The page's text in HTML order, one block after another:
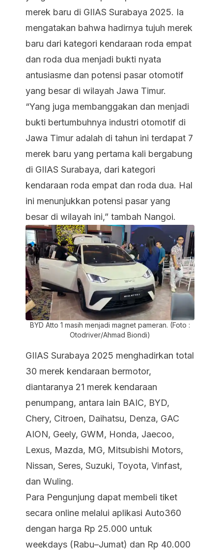
merek baru di GIIAS Surabaya 2025. Ia
mengatakan bahwa hadirnya tujuh merek
baru dari kategori kendaraan roda empat
dan roda dua menjadi bukti nyata
antusiasme dan potensi pasar otomotif
yang besar di wilayah Jawa Timur.
“Yang juga membanggakan dan menjadi
bukti bertumbuhnya industri otomotif di
Jawa Timur adalah di tahun ini terdapat 7
merek baru yang pertama kali bergabung
di GIIAS Surabaya, dari kategori
kendaraan roda empat dan roda dua. Hal
ini menunjukkan potensi pasar yang
besar di wilayah ini,” tambah Nangoi.
BYD Atto 1 masih menjadi magnet pameran. (Foto :
Otodriver/Ahmad Biondi)
GIIAS Surabaya 2025 menghadirkan total
30 merek kendaraan bermotor,
diantaranya 21 merek kendaraan
penumpang, antara lain BAIC, BYD,
Chery, Citroen, Daihatsu, Denza, GAC
AION, Geely, GWM, Honda, Jaecoo,
Lexus, Mazda, MG, Mitsubishi Motors,
Nissan, Seres, Suzuki, Toyota, Vinfast,
dan Wuling.
Para Pengunjung dapat membeli tiket
secara online melalui aplikasi Auto360
dengan harga Rp 25.000 untuk
weekdays (Rabu–Jumat) dan Rp 40.000